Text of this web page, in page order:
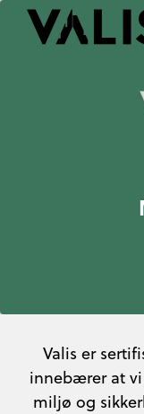
Valis er
innebærer at
miljø og